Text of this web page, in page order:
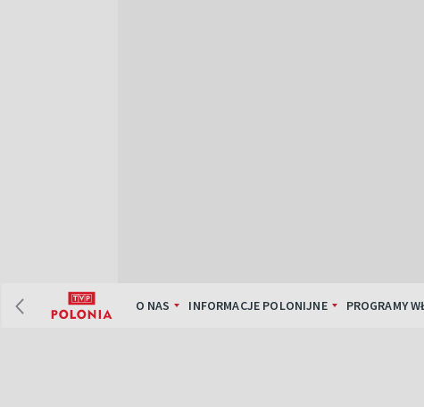
O NAS INFORMACJE POLONIJNE PROGRAMY